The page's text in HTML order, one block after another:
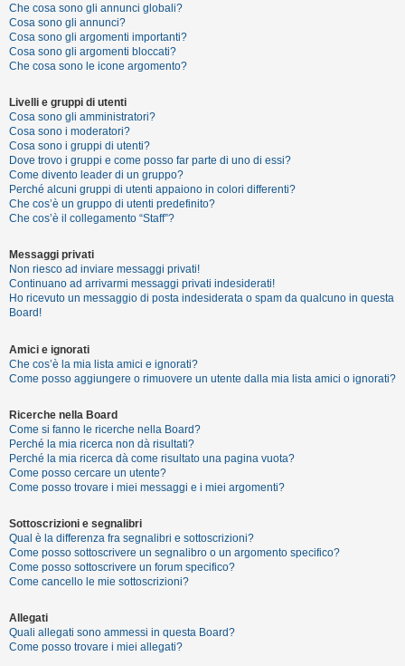
e
n
t
a
t
t
i
v
i
C
e
r
c
a
F
A
Q
Che cosa sono gli annunci globali?
Cosa sono gli annunci?
Cosa sono gli argomenti importanti?
Cosa sono gli argomenti bloccati?
Che cosa sono le icone argomento?
Livelli e gruppi di utenti
Cosa sono gli amministratori?
Cosa sono i moderatori?
Cosa sono i gruppi di utenti?
Dove trovo i gruppi e come posso far parte di uno di essi?
Come divento leader di un gruppo?
Perché alcuni gruppi di utenti appaiono in colori differenti?
Che cos’è un gruppo di utenti predefinito?
Che cos’è il collegamento “Staff”?
Messaggi privati
Non riesco ad inviare messaggi privati!
Continuano ad arrivarmi messaggi privati indesiderati!
Ho ricevuto un messaggio di posta indesiderata o spam da qualcuno in questa
Board!
Amici e ignorati
Che cos’è la mia lista amici e ignorati?
Come posso aggiungere o rimuovere un utente dalla mia lista amici o ignorati?
Ricerche nella Board
Come si fanno le ricerche nella Board?
Perché la mia ricerca non dà risultati?
Perché la mia ricerca dà come risultato una pagina vuota?
Come posso cercare un utente?
Come posso trovare i miei messaggi e i miei argomenti?
Sottoscrizioni e segnalibri
Qual è la differenza fra segnalibri e sottoscrizioni?
Come posso sottoscrivere un segnalibro o un argomento specifico?
Come posso sottoscrivere un forum specifico?
Come cancello le mie sottoscrizioni?
Allegati
Quali allegati sono ammessi in questa Board?
Come posso trovare i miei allegati?